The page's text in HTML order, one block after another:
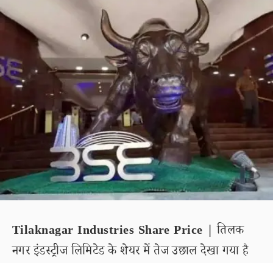
Tilaknagar Industries Share Price | तिलक
नगर इंडस्ट्रीज लिमिटेड के शेयर में तेज उछाल देखा गया है